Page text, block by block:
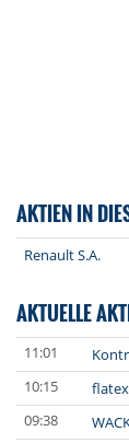
AKTIEN IN
Renault S.A.
AKTUELLE
11:01
10:15
09:38